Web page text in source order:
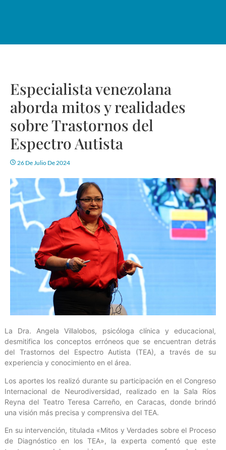
Especialista venezolana
aborda mitos y realidades
sobre Trastornos del
Espectro Autista
26 De Julio De 2024
La Dra. Angela Villalobos, psicóloga clínica y educacional,
desmitifica los conceptos erróneos que se encuentran detrás
del Trastornos del Espectro Autista (TEA), a través de su
experiencia y conocimiento en el área.
Los aportes los realizó durante su participación en el Congreso
Internacional de Neurodiversidad, realizado en la Sala Ríos
Reyna del Teatro Teresa Carreño, en Caracas, donde brindó
una visión más precisa y comprensiva del TEA.
En su intervención, titulada «Mitos y Verdades sobre el Proceso
de Diagnóstico en los TEA», la experta comentó que este